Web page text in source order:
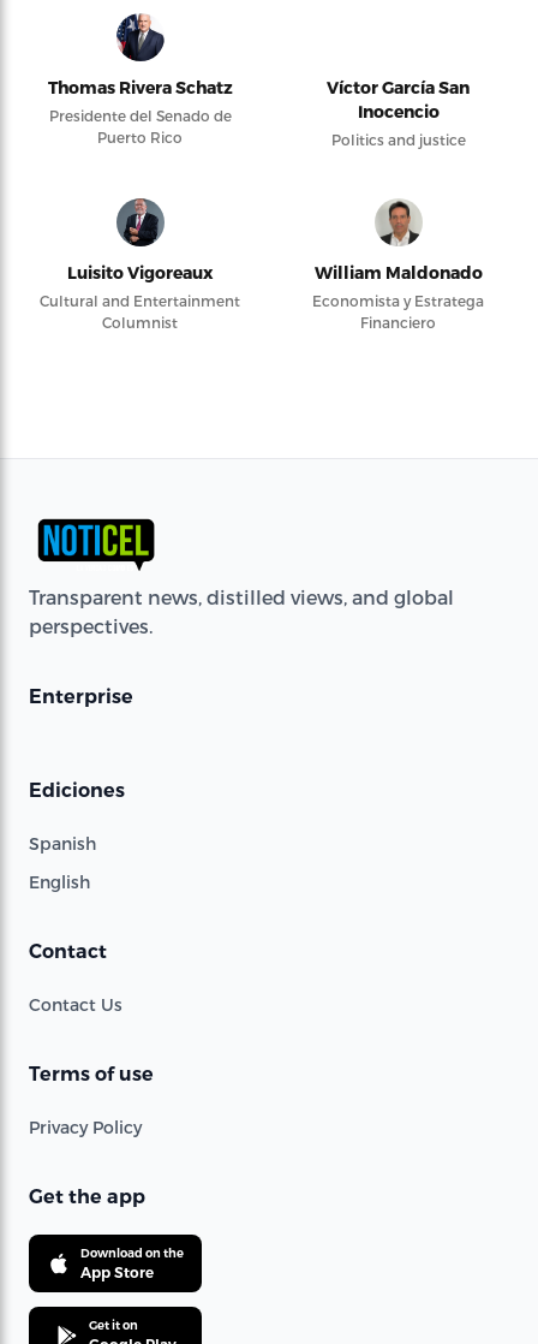
Thomas Rivera Schatz
Presidente del Senado de
Puerto Rico
Víctor García San
Inocencio
Politics and justice
Luisito Vigoreaux
Cultural and Entertainment
Columnist
William Maldonado
Economista y Estratega
Financiero
Transparent news, distilled views, and global
perspectives.
Enterprise
Ediciones
Spanish
English
Contact
Contact Us
Terms of use
Privacy Policy
Get the app
Download on the
App Store
Get it on